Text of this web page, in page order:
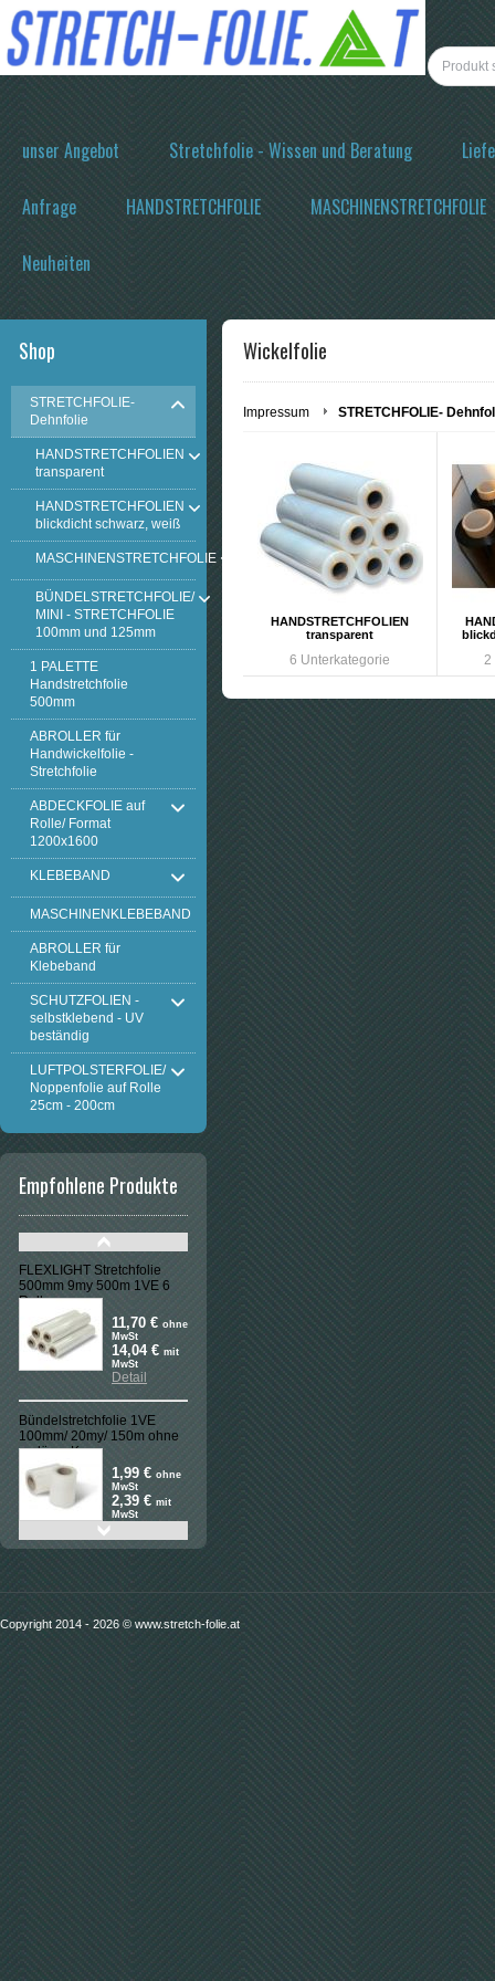
unser Angebot Stretchfolie - Wissen und Beratung
Anfrage HANDSTRETCHFOLIE MASCHINENSTRETCHFOLIE
Neuheiten
Shop
STRETCHFOLIE-
Dehnfolie
HANDSTRETCHFOLIEN
transparent
HANDSTRETCHFOLIEN
blickdicht schwarz, weiß
MASCHINENSTRETCHFOLIE
BÜNDELSTRETCHFOLIE/
MINI - STRETCHFOLIE
100mm und 125mm
1 PALETTE
Handstretchfolie
500mm
ABROLLER für
Handwickelfolie -
Stretchfolie
ABDECKFOLIE auf
Rolle/ Format
1200x1600
KLEBEBAND
MASCHINENKLEBEBAND
ABROLLER für
Klebeband
SCHUTZFOLIEN -
selbstklebend - UV
beständig
LUFTPOLSTERFOLIE/
Noppenfolie auf Rolle
25cm - 200cm
Empfohlene Produkte
FLEXLIGHT Stretchfolie
500mm 9my 500m 1VE 6
Rollen
11,70 € ohne
MwSt
14,04 € mit
MwSt
Detail
Bündelstretchfolie 1VE
100mm/ 20my/ 150m ohne
verläng. Kern
1,99 € ohne
MwSt
2,39 € mit
MwSt
1 Stück Luftpolsterfolie Eco
32,50 €
verläng. Kern
2,50 €
selbstklebend, 5 Rollen/
32,90 €
39,48 €
Wickelfolie
Impressum STRETCHFOLIE-
HANDSTRETCHFOLIEN
transparent
6 Unterkategorie 2
Copyright 2014 - 2026 © www.stretch-folie.at